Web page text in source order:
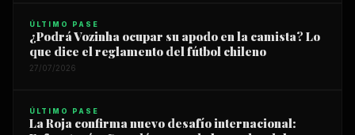
Liga de Primera, Universidad de Chile se impuso por un
ajustado 2-1 frente a Audax Italiano en ...
ÚLTIMO PASE
¿Podrá Vozinha ocupar su apodo en la camista? Lo
que dice el reglamento del fútbol chileno
27/07/2026
ÚLTIMO PASE
La Roja confirma nuevo desafío internacional: